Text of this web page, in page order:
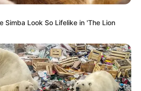
Simba Look So Lifelike in 'The Lion